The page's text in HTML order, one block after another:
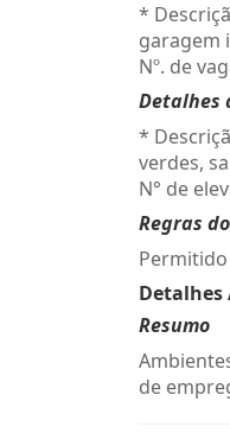
*
garagem
Nº. de
Detalhes
*
verdes,
N° de
Regras
Detalhes
Resumo
de